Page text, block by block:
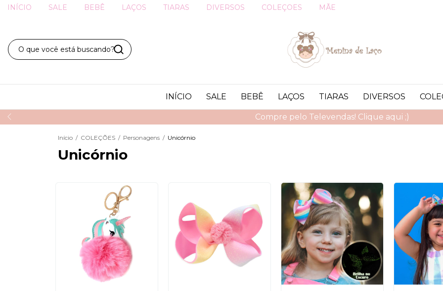
INÍCIO SALE BEBÊ LAÇOS TIARAS DIVERSOS COLEÇOES MÃE
Compre pelo Televendas! Clique aqui ;)
INÍCIO SALE BEBÊ LAÇOS TIARAS DIVERSOS
Início / COLEÇÕES / Personagens / Unicórnio
Unicórnio